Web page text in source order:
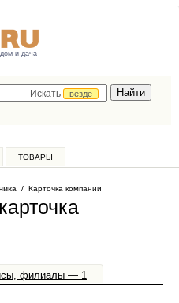
дом и дача
Искать
везде
ТОВАРЫ
/ Карточка компании
филиалы — 1